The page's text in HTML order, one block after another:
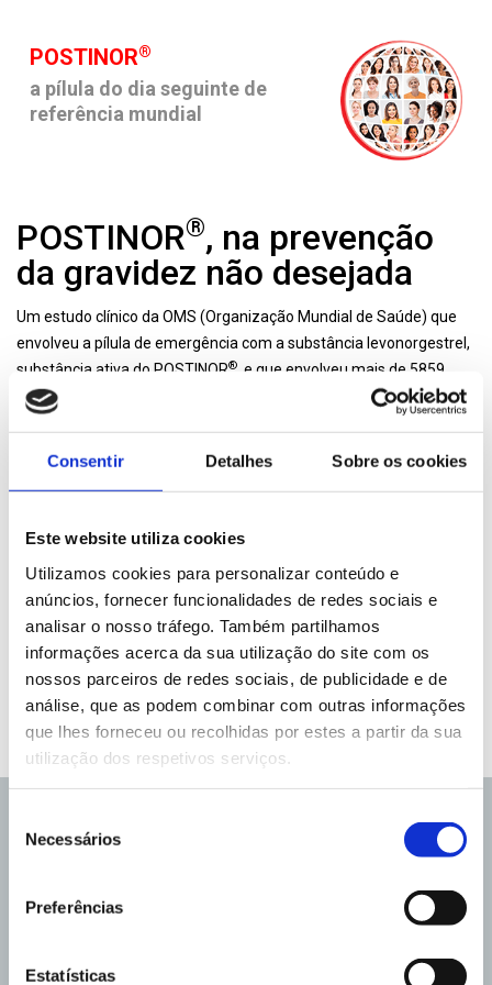
Consentir Detalhes Sobre os cookies
Este website utiliza cookies
Utilizamos cookies para personalizar conteúdo e
anúncios, fornecer funcionalidades de redes sociais e
analisar o nosso tráfego. Também partilhamos
informações acerca da sua utilização do site com os
nossos parceiros de redes sociais, de publicidade e de
análise, que as podem combinar com outras informações
que lhes forneceu ou recolhidas por estes a partir da sua
utilização dos respetivos serviços.
Necessários
Preferências
Estatísticas
POSTINOR®
a pílula do dia seguinte de
referência mundial
POSTINOR®, na prevenção
da gravidez não desejada
Um estudo clínico da OMS (Organização Mundial de Saúde) que
envolveu a pílula de emergência com a substância levonorgestrel,
substância ativa do POSTINOR® , e que envolveu mais de 5859
mulheres a nível mundial, teve uma taxa uma taxa de gravidez de
*
*Mulheres com Índice de Massa Corporal normal (18,5-25 kg/m 2
Aviso de Cookies
© 2023 Richter Gedeon Pharmaceuticals Plc. GRPT:057/03/23